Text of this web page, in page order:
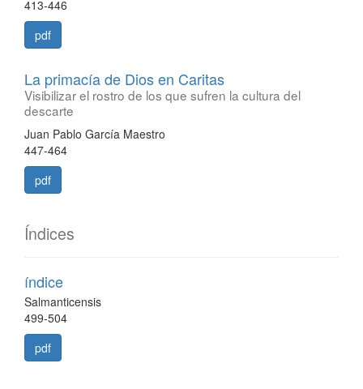
413-446
pdf
La primacía de Dios en Caritas
Visibilizar el rostro de los que sufren la cultura del
descarte
Juan Pablo García Maestro
447-464
pdf
Índices
índice
Salmanticensis
499-504
pdf